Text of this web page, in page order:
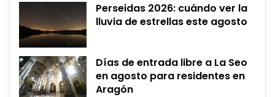
Perseidas 2026: cuándo ver la
lluvia de estrellas este agosto
Días de entrada libre a La Seo
en agosto para residentes en
Aragón